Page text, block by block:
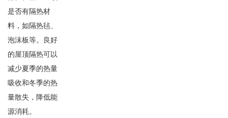
是否有隔热材
料，如隔热毡、
泡沫板等。良好
的屋顶隔热可以
减少夏季的热量
吸收和冬季的热
量散失，降低能
源消耗。